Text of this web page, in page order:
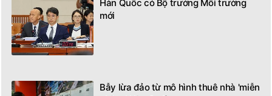
Hàn Quốc có Bộ trưởng Môi trường
mới
Bẫy lừa đảo từ mô hình thuê nhà 'miễn